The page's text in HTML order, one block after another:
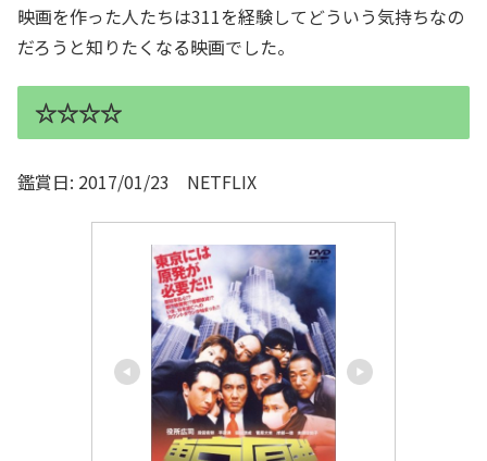
映画を作った人たちは311を経験してどういう気持ちなの
だろうと知りたくなる映画でした。
☆☆☆☆
鑑賞日: 2017/01/23 NETFLIX